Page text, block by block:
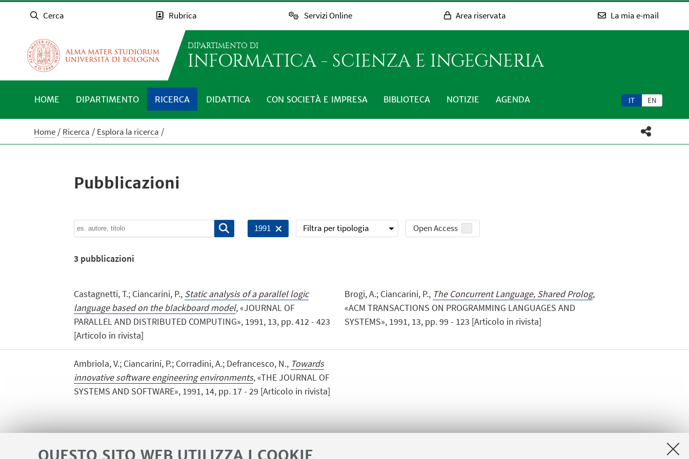
Cerca Rubrica Servizi Online Area riservata La mia e-mail
DIPARTIMENTO DI
INFORMATICA - SCIENZA E INGEGNERIA
IT EN
HOME DIPARTIMENTO RICERCA DIDATTICA CON SOCIETÀ E IMPRESA BIBLIOTECA NOTIZIE AGENDA
Home Ricerca Esplora la ricerca
Pubblicazioni
1991 Filtra per tipologia Open Access
3pubblicazioni
Castagnetti, T.; Ciancarini, P., Static analysis of a parallel logic
language based on the blackboard model, «JOURNAL OF
PARALLEL AND DISTRIBUTED COMPUTING», 1991, 13, pp. 412 - 423
[Articolo in rivista]
Brogi, A.; Ciancarini, P., The Concurrent Language, Shared Prolog,
«ACM TRANSACTIONS ON PROGRAMMING LANGUAGES AND
SYSTEMS», 1991, 13, pp. 99 - 123 [Articolo in rivista]
Ambriola, V.; Ciancarini, P.; Corradini, A.; Defrancesco, N., Towards
innovative software engineering environments, «THE JOURNAL OF
SYSTEMS AND SOFTWARE», 1991, 14, pp. 17 - 29 [Articolo in rivista]